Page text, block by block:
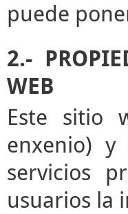
puede
2.-
WEB
Este sitio
enxenio)
servicios
usuarios la